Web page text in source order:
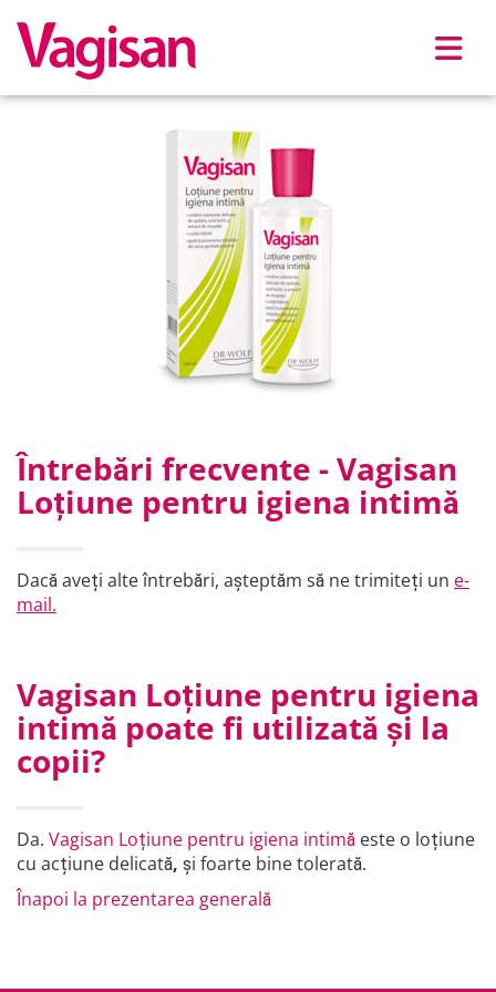
Întrebări frecvente - Vagisan
Loțiune pentru igiena intimă
Dacă aveți alte întrebări, așteptăm să ne trimiteți un e-
mail.
Vagisan Loțiune pentru igiena
intimă poate fi utilizată și la
copii?
Da. Vagisan Loțiune pentru igiena intimă este o loțiune
cu acțiune delicată, și foarte bine tolerată.
Înapoi la prezentarea generală